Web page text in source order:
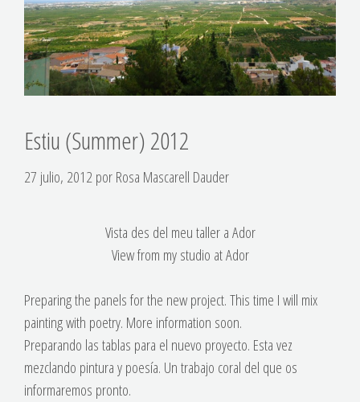
Estiu (Summer) 2012
27 julio, 2012porRosa Mascarell Dauder
Vista des del meu taller a Ador
View from my studio at Ador
Preparing the panels for the new project. This time I will mix
painting with poetry. More information soon.
Preparando las tablas para el nuevo proyecto. Esta vez
mezclando pintura y poesía. Un trabajo coral del que os
informaremos pronto.